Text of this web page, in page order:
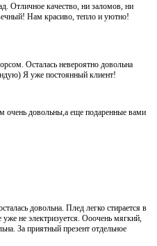
Отличное качество, ни заломов, ни
Нам красиво, тепло и уютно!
Осталась невероятно довольна
Я уже постоянный клиент!
очень довольны,а еще подаренные вами
довольна. Плед легко стирается в
не электризуется. Ооочень мягкий,
За приятный презент отдельное